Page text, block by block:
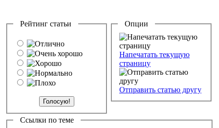
Рейтинг статьи Опции
Напечатать текущую
страницу
Отправить статью другу
Ссылки по теме